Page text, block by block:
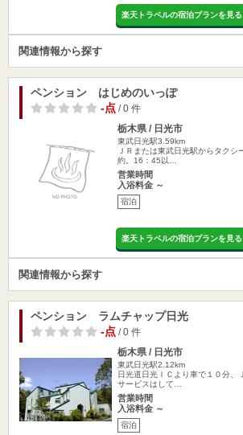
楽天トラベルの宿泊プランを見る
関連情報から探す
ペンション はじめのいっぽ
-点 / 0 件
栃木県 / 日光市
東武日光駅3.59km
ＪＲまたは東武日光駅からタクシ
約。16：45以…
営業時間
入浴料金 ～
宿泊
楽天トラベルの宿泊プランを見る
関連情報から探す
ペンション ラムチャップ日光
-点 / 0 件
栃木県 / 日光市
東武日光駅2.12km
日光道日光ＩＣより車で１０分、
サービスはして…
営業時間
入浴料金 ～
宿泊